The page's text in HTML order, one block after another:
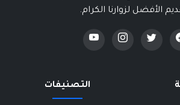
الأفضل لزوارنا الكرام.
التصنيفات